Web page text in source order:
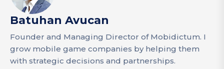
Batuhan Avucan
Founder and Managing Director of Mobidictum. I
grow mobile game companies by helping them
with strategic decisions and partnerships.